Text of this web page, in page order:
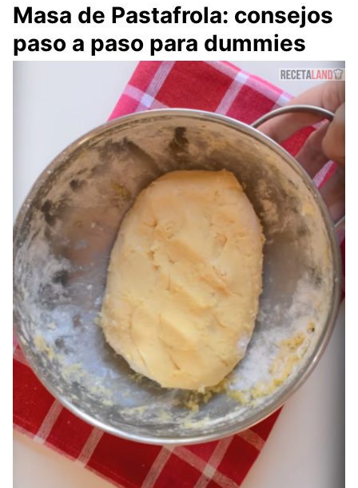
Masa de Pastafrola: consejos
paso a paso para dummies